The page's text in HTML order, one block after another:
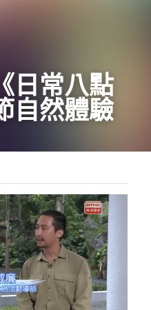
日常八點
自然體驗